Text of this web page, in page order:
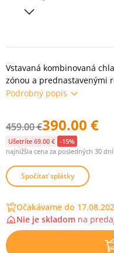
Vstavaná kombinovaná
zónou a prednastavenými
Podrobný popis
459.00 €390.00 €
Ušetríte 69.00 € -15%
najnižšia cena za posledných 30
Spočítať splátky
Očakávame do
Nie je skladom na